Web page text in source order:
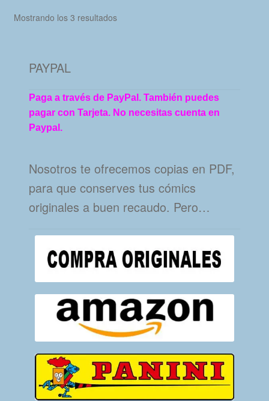
Mostrando los 3 resultadosOrdenado
PAYPAL
Paga a través de PayPal. También puedes
pagar con Tarjeta. No necesitas cuenta en
Paypal.
Nosotros te ofrecemos copias en PDF,
para que conserves tus cómics
originales a buen recaudo. Pero…